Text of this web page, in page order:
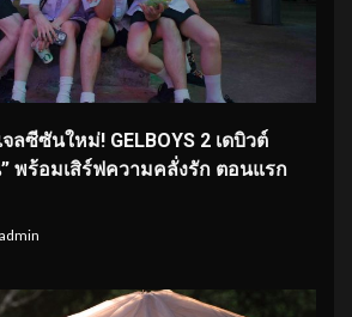
จลซีซันใหม่! GELBOYS 2 เดบิวต์
พร้อมเสิร์ฟความคลั่งรัก ตอนแรก
admin